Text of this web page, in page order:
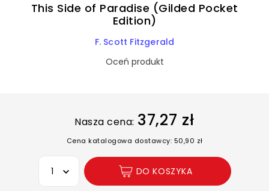
This Side of Paradise (Gilded Pocket
Edition)
F. Scott Fitzgerald
Oceń produkt
Nasza cena: 37,27 zł
Cena katalogowa dostawcy: 50,90 zł
Wybierz opcję
DO KOSZYKA